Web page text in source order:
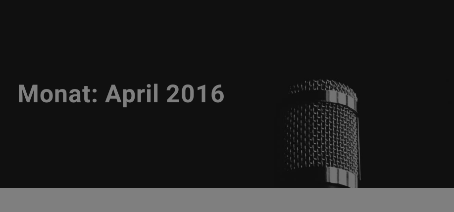
Monat: April 2016